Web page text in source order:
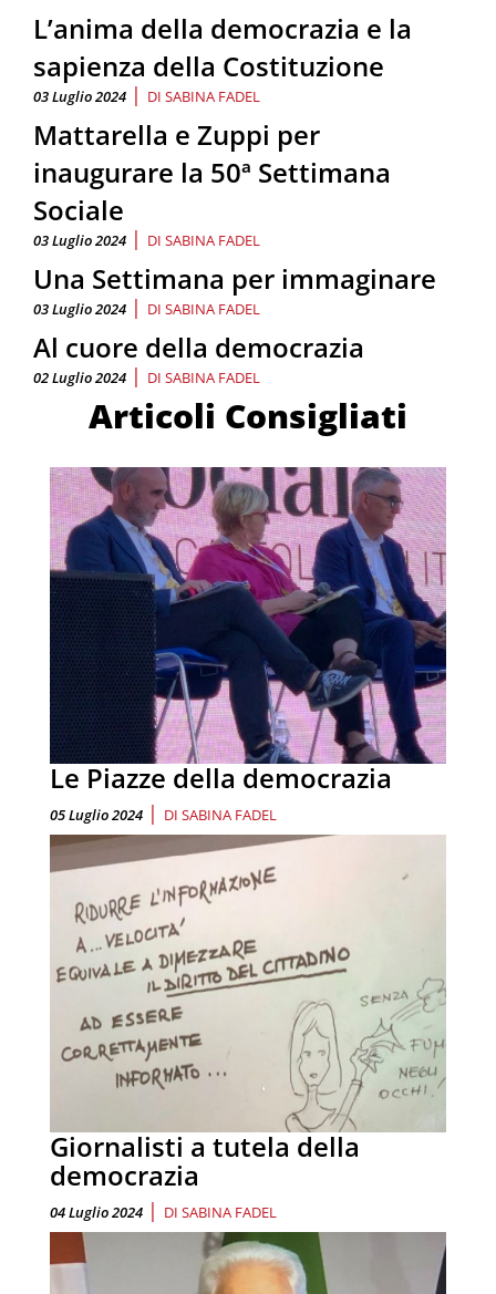
L’anima della democrazia e la
sapienza della Costituzione
03 Luglio 2024 | DI SABINA FADEL
Mattarella e Zuppi per
inaugurare la 50ª Settimana
Sociale
03 Luglio 2024 | DI SABINA FADEL
Una Settimana per immaginare
03 Luglio 2024 | DI SABINA FADEL
Al cuore della democrazia
02 Luglio 2024 | DI SABINA FADEL
Articoli Consigliati
Le Piazze della democrazia
05 Luglio 2024 | DI SABINA FADEL
Giornalisti a tutela della
democrazia
04 Luglio 2024 | DI SABINA FADEL